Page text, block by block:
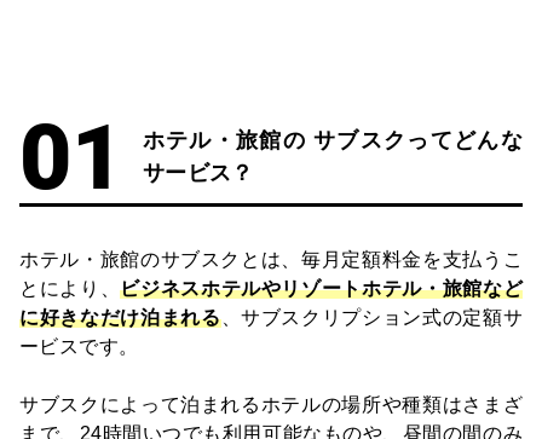
ホテル・旅館の サブスクってどんな
サービス？
ホテル・旅館のサブスクとは、毎月定額料金を支払うこ
とにより、ビジネスホテルやリゾートホテル・旅館など
に好きなだけ泊まれる、サブスクリプション式の定額サ
ービスです。
サブスクによって泊まれるホテルの場所や種類はさまざ
まで、24時間いつでも利用可能なものや、昼間の間のみ